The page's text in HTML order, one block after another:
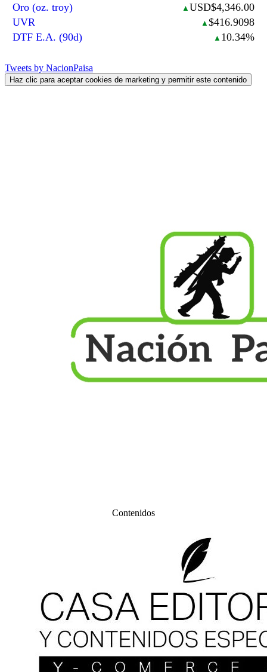
Oro (oz. troy)
▲ USD$4,346.00
UVR
▲ $416.9098
DTF E.A. (90d)
▲ 10.34%
Tweets by NacionPaisa
Haz clic para aceptar cookies de marketing y permitir este contenido
Contenidos